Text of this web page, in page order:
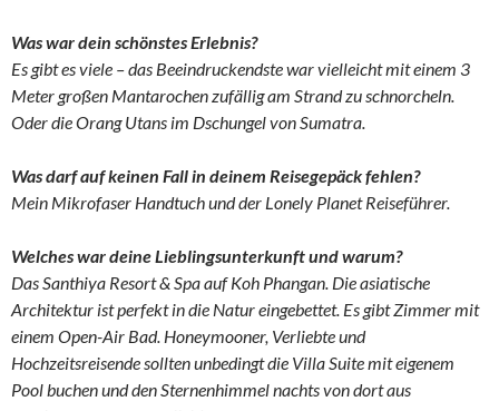
Was war dein schönstes Erlebnis?
Es gibt es viele – das Beeindruckendste war vielleicht mit einem 3
Meter großen Mantarochen zufällig am Strand zu schnorcheln.
Oder die Orang Utans im Dschungel von Sumatra.
Was darf auf keinen Fall in deinem Reisegepäck fehlen?
Mein Mikrofaser Handtuch und der Lonely Planet Reiseführer.
Welches war deine Lieblingsunterkunft und warum?
Das Santhiya Resort & Spa auf Koh Phangan. Die asiatische
Architektur ist perfekt in die Natur eingebettet. Es gibt Zimmer mit
einem Open-Air Bad. Honeymooner, Verliebte und
Hochzeitsreisende sollten unbedingt die Villa Suite mit eigenem
Pool buchen und den Sternenhimmel nachts von dort aus